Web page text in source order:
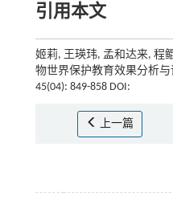
引用本文
姬莉, 王瑛玮, 孟和达来, 程
物世界保护教育效果分析与
45(04): 849-858 DOI:
上一篇